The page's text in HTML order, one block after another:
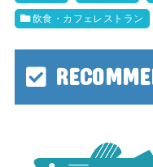
飲食・カフェレストラン